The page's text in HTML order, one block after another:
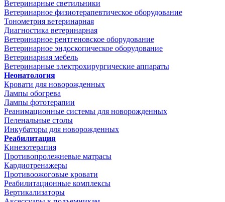
Ветеринарные светильники
Ветеринарное физиотерапевтическое оборудование
Тонометрия ветеринарная
Диагностика ветеринарная
Ветеринарное рентгеновское оборудование
Ветеринарное эндоскопическое оборудование
Ветеринарная мебель
Ветеринарные электрохирургические аппараты
Неонатология
Кровати для новорожденных
Лампы обогрева
Лампы фототерапии
Реанимационные системы для новорожденных
Пеленальные столы
Инкубаторы для новорожденных
Реабилитация
Кинезотерапия
Противопролежневые матрасы
Кардиотренажеры
Противоожоговые кровати
Реабилитационные комплексы
Вертикализаторы